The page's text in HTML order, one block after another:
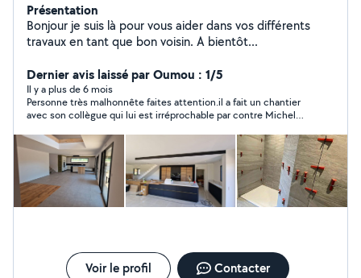
Présentation
Bonjour je suis là pour vous aider dans vos différents
travaux en tant que bon voisin. A bientôt...
Dernier avis laissé par Oumou : 1/5
Il y a plus de 6 mois
Personne très malhonnête faites attention.il a fait un chantier
avec son collègue qui lui est irréprochable par contre Michel
on lui a demander de venir 2 jours apres qu il esr fini car la
poignée ne tenais pas bien et le sol était mal fixé et sa depuis
le mois d avril il nous a bloqué pas de nouvelle .sincèrement
très déçu c un beau parleur mais niveau taf zéro. On lui doit
300eu ba croyez moi qu il ne les aura pas car comme on dit
tout travail mérite salaire mais la les finitions sont
vrai pouriture
Voir le profil Contacter